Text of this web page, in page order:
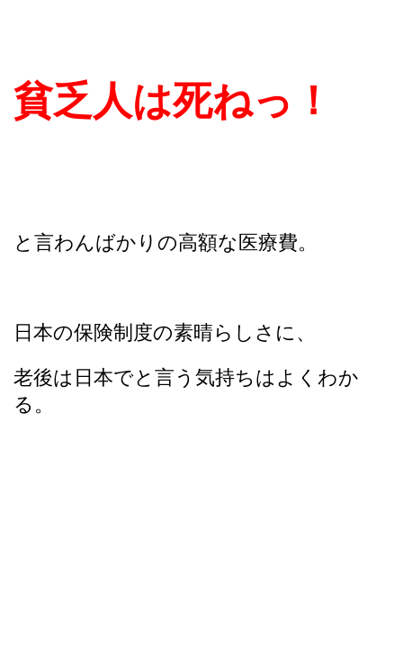
貧乏人は死ねっ！
と言わんばかりの高額な医療費。
日本の保険制度の素晴らしさに、
老後は日本でと言う気持ちはよくわか
る。